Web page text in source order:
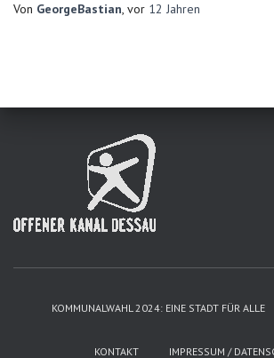
Von GeorgeBastian, vor 12 Jahren
KOMMUNALWAHL 2024: EINE STADT FÜR ALLE
KONTAKT IMPRESSUM /